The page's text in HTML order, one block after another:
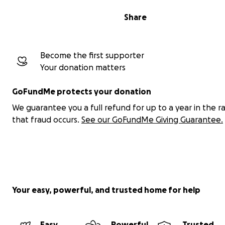
Share
Become the first supporter
Your donation matters
GoFundMe protects your donation
We guarantee you a full refund for up to a year in the
that fraud occurs. See our GoFundMe Giving Guarantee.
Your easy, powerful, and trusted home for help